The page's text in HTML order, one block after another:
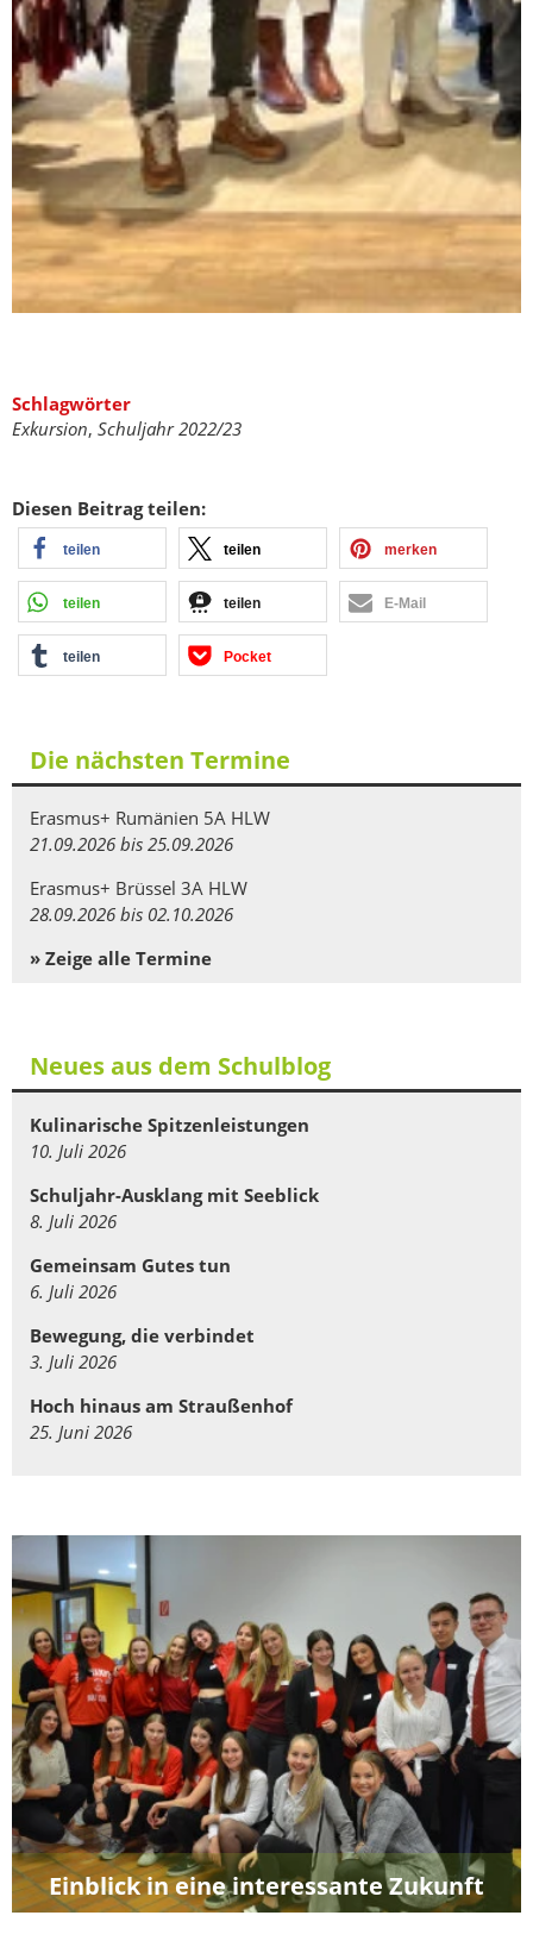
Schlagwörter
Exkursion, Schuljahr 2022/23
Diesen Beitrag teilen:
teilen teilen merken
teilen teilen E-Mail
teilen Pocket
Die nächsten Termine
Erasmus+ Rumänien 5A HLW
21.09.2026 bis 25.09.2026
Erasmus+ Brüssel 3A HLW
28.09.2026 bis 02.10.2026
» Zeige alle Termine
Neues aus dem Schulblog
Kulinarische Spitzenleistungen
10. Juli 2026
Schuljahr-Ausklang mit Seeblick
8. Juli 2026
Gemeinsam Gutes tun
6. Juli 2026
Bewegung, die verbindet
3. Juli 2026
Hoch hinaus am Straußenhof
25. Juni 2026
Einblick in eine interessante Zukunft